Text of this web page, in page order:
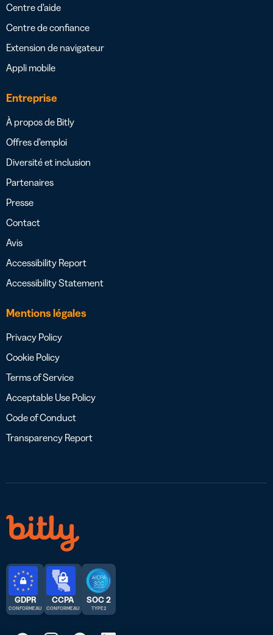
Centre d’aide
Centre de confiance
Extension de navigateur
Appli mobile
Entreprise
À propos de Bitly
Offres d’emploi
Diversité et inclusion
Partenaires
Presse
Contact
Avis
Accessibility Report
Accessibility Statement
Mentions légales
Privacy Policy
Cookie Policy
Terms of Service
Acceptable Use Policy
Code of Conduct
Transparency Report
GDPR
CONFORME AU
CCPA
CONFORME AU
SOC 2
TYPE 2